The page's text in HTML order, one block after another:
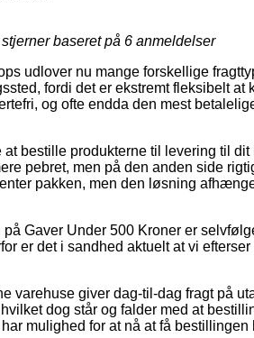
baseret på 6 anmeldelser
udlover nu mange forskellige
fordi det er ekstremt fleksibelt
og ofte endda den mest
at bestille produkterne til levering til
pebret, men på den anden side
pakken, men den løsning
på Gaver Under 500 Kroner er
er det i sandhed aktuelt at vi
varehuse giver dag-til-dag fragt på
dog står og falder med at
mulighed for at nå at få